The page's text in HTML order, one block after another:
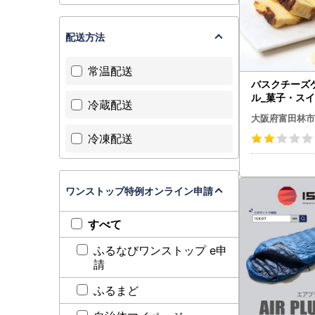
バスクチーズ
ル_菓子・ス
_【配送不可
【1289919】
大阪府富田林市
配送方法
常温配送
冷蔵配送
冷凍配送
ワンストップ特例オンライン申請
すべて
ふるなびワンストップ e申
請
ふるまど